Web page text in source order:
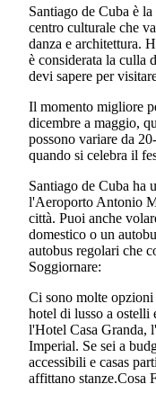
Santiago de Cuba è
centro culturale che
danza e architettura.
è considerata la culla
devi sapere per
Il momento migliore
dicembre a maggio,
possono variare da
quando si celebra il
Santiago de Cuba ha
l'Aeroporto Antonio
città. Puoi anche
domestico o un
autobus regolari che
Soggiornare:
Ci sono molte
hotel di lusso a
l'Hotel Casa Granda,
Imperial. Se sei a
accessibili e casas
affittano stanze.Cosa